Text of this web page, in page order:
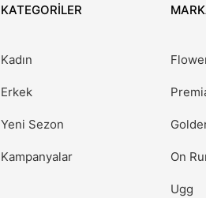
KATEGORİLER
Kadın
Erkek
Yeni Sezon
Kampanyalar On
Ugg